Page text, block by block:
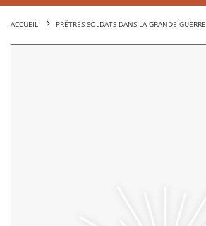
ACCUEIL PRÊTRES SOLDATS DANS LA GRANDE GUERRE